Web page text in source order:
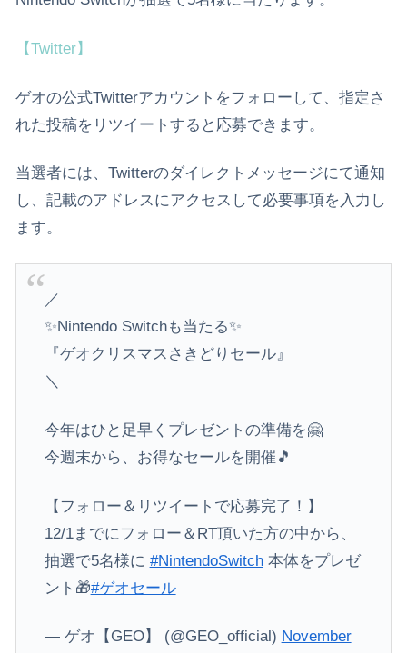
【Twitter】
ゲオの公式Twitterアカウントをフォローして、指定さ
れた投稿をリツイートすると応募できます。
当選者には、Twitterのダイレクトメッセージにて通知
し、記載のアドレスにアクセスして必要事項を入力し
ます。
／
✨Nintendo Switchも当たる✨
『ゲオクリスマスさきどりセール』
＼
今年はひと足早くプレゼントの準備を🤗
今週末から、お得なセールを開催🎵
【フォロー＆リツイートで応募完了！】
12/1までにフォロー＆RT頂いた方の中から、
抽選で5名様に #NintendoSwitch本体をプレゼ
ント🎁#ゲオセール
— ゲオ【GEO】 (@GEO_official) November